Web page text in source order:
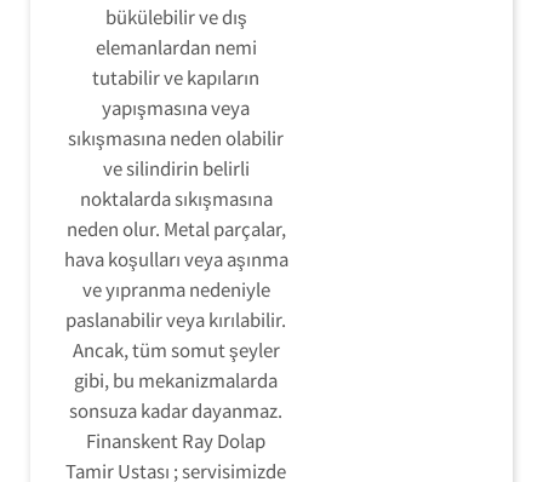
bükülebilir ve dış
elemanlardan nemi
tutabilir ve kapıların
yapışmasına veya
sıkışmasına neden olabilir
ve silindirin belirli
noktalarda sıkışmasına
neden olur. Metal parçalar,
hava koşulları veya aşınma
ve yıpranma nedeniyle
paslanabilir veya kırılabilir.
Ancak, tüm somut şeyler
gibi, bu mekanizmalarda
sonsuza kadar dayanmaz.
Finanskent Ray Dolap
Tamir Ustası ; servisimizde